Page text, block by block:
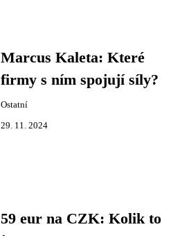
Marcus Kaleta: Které
firmy s ním spojují síly?
Ostatní
29. 11. 2024
59 eur na CZK: Kolik to